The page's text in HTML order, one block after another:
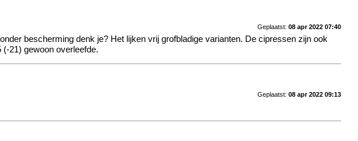
Geplaatst: 08 apr 2022 07:40
bescherming denk je? Het lijken vrij grofbladige varianten. De cipressen zijn ook
21) gewoon overleefde.
Geplaatst: 08 apr 2022 09:13